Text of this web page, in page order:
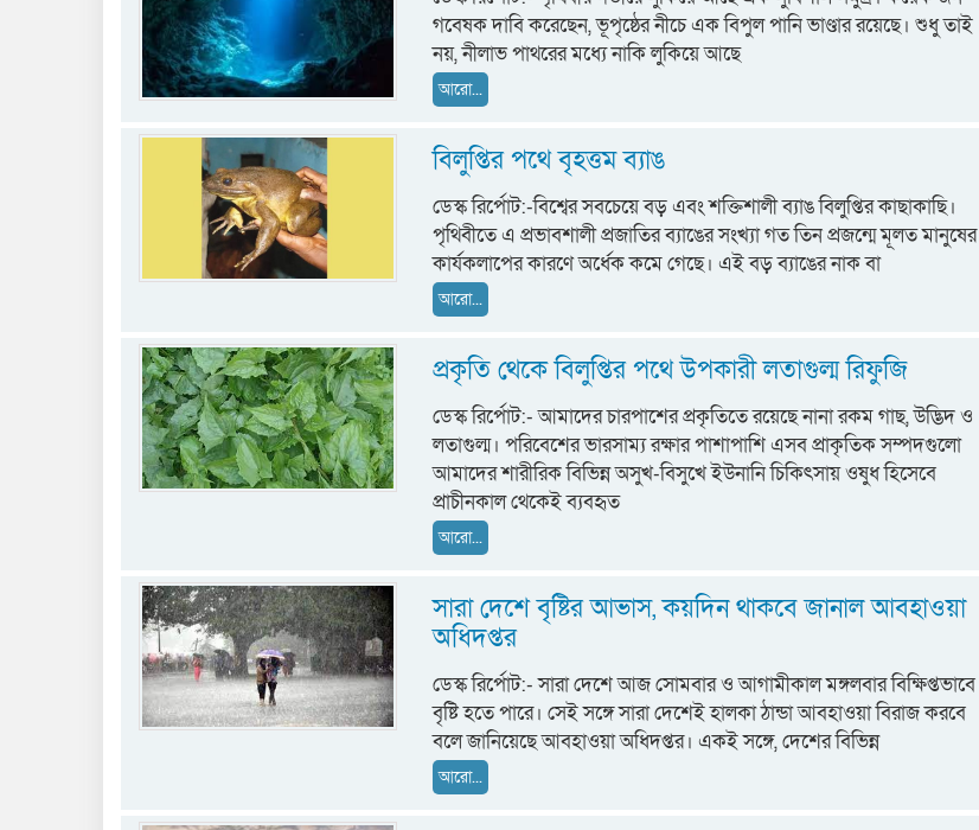
গবেষক দাবি করেছেন, ভূপৃষ্ঠের নীচে এক বিপুল পানি ভাণ্ডার রয়েছে। শুধু তাই
নয়, নীলাভ পাথরের মধ্যে নাকি লুকিয়ে আছে
আরো...
বিলুপ্তির পথে বৃহত্তম ব্যাঙ
ডেস্ক রির্পোট:-বিশ্বের সবচেয়ে বড় এবং শক্তিশালী ব্যাঙ বিলুপ্তির কাছাকাছি।
পৃথিবীতে এ প্রভাবশালী প্রজাতির ব্যাঙের সংখ্যা গত তিন প্রজন্মে মূলত মানুষের
কার্যকলাপের কারণে অর্ধেক কমে গেছে। এই বড় ব্যাঙের নাক বা
আরো...
প্রকৃতি থেকে বিলুপ্তির পথে উপকারী লতাগুল্ম রিফুজি
ডেস্ক রির্পোট:- আমাদের চারপাশের প্রকৃতিতে রয়েছে নানা রকম গাছ, উদ্ভিদ ও
লতাগুল্ম। পরিবেশের ভারসাম্য রক্ষার পাশাপাশি এসব প্রাকৃতিক সম্পদগুলো
আমাদের শারীরিক বিভিন্ন অসুখ-বিসুখে ইউনানি চিকিৎসায় ওষুধ হিসেবে
প্রাচীনকাল থেকেই ব্যবহৃত
আরো...
সারা দেশে বৃষ্টির আভাস, কয়দিন থাকবে জানাল আবহাওয়া
অধিদপ্তর
ডেস্ক রির্পোট:- সারা দেশে আজ সোমবার ও আগামীকাল মঙ্গলবার বিক্ষিপ্তভাবে
বৃষ্টি হতে পারে। সেই সঙ্গে সারা দেশেই হালকা ঠান্ডা আবহাওয়া বিরাজ করবে
বলে জানিয়েছে আবহাওয়া অধিদপ্তর। একই সঙ্গে, দেশের বিভিন্ন
আরো...